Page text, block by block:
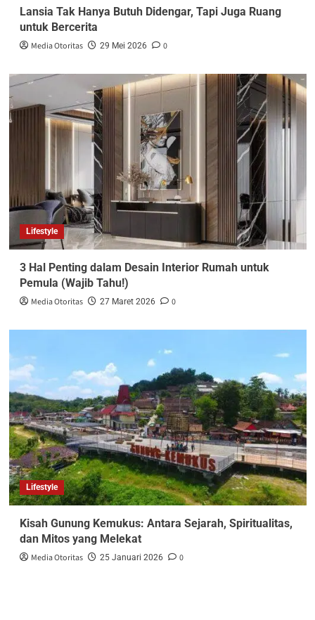
Lansia Tak Hanya Butuh Didengar, Tapi Juga Ruang
untuk Bercerita
Media Otoritas 29 Mei 2026 0
Lifestyle
3 Hal Penting dalam Desain Interior Rumah untuk
Pemula (Wajib Tahu!)
Media Otoritas 27 Maret 2026 0
Lifestyle
Kisah Gunung Kemukus: Antara Sejarah, Spiritualitas,
dan Mitos yang Melekat
Media Otoritas 25 Januari 2026 0